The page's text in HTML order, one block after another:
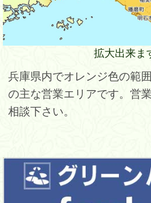
拡大出来ま
兵庫県内でオレンジ色の範
の主な営業エリアです。営
相談下さい。